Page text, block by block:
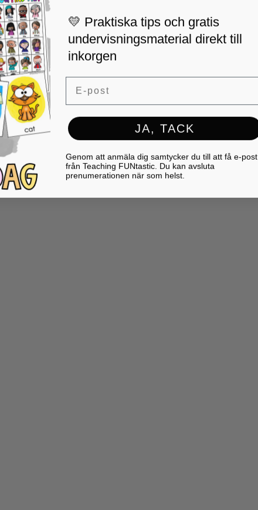
💛 Praktiska tips och gratis
undervisningsmaterial direkt till
inkorgen
Email
JA, TACK
Genom att anmäla dig samtycker du till att få e-post
från Teaching FUNtastic. Du kan avsluta
prenumerationen när som helst.